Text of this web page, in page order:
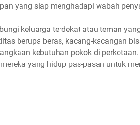
yang siap menghadapi wabah
keluarga terdekat atau teman
berupa beras, kacang-kacangan
kebutuhan pokok di
yang hidup pas-pasan untuk